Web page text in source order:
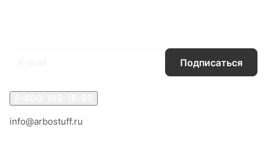
Подписаться
info@arbostuff.ru